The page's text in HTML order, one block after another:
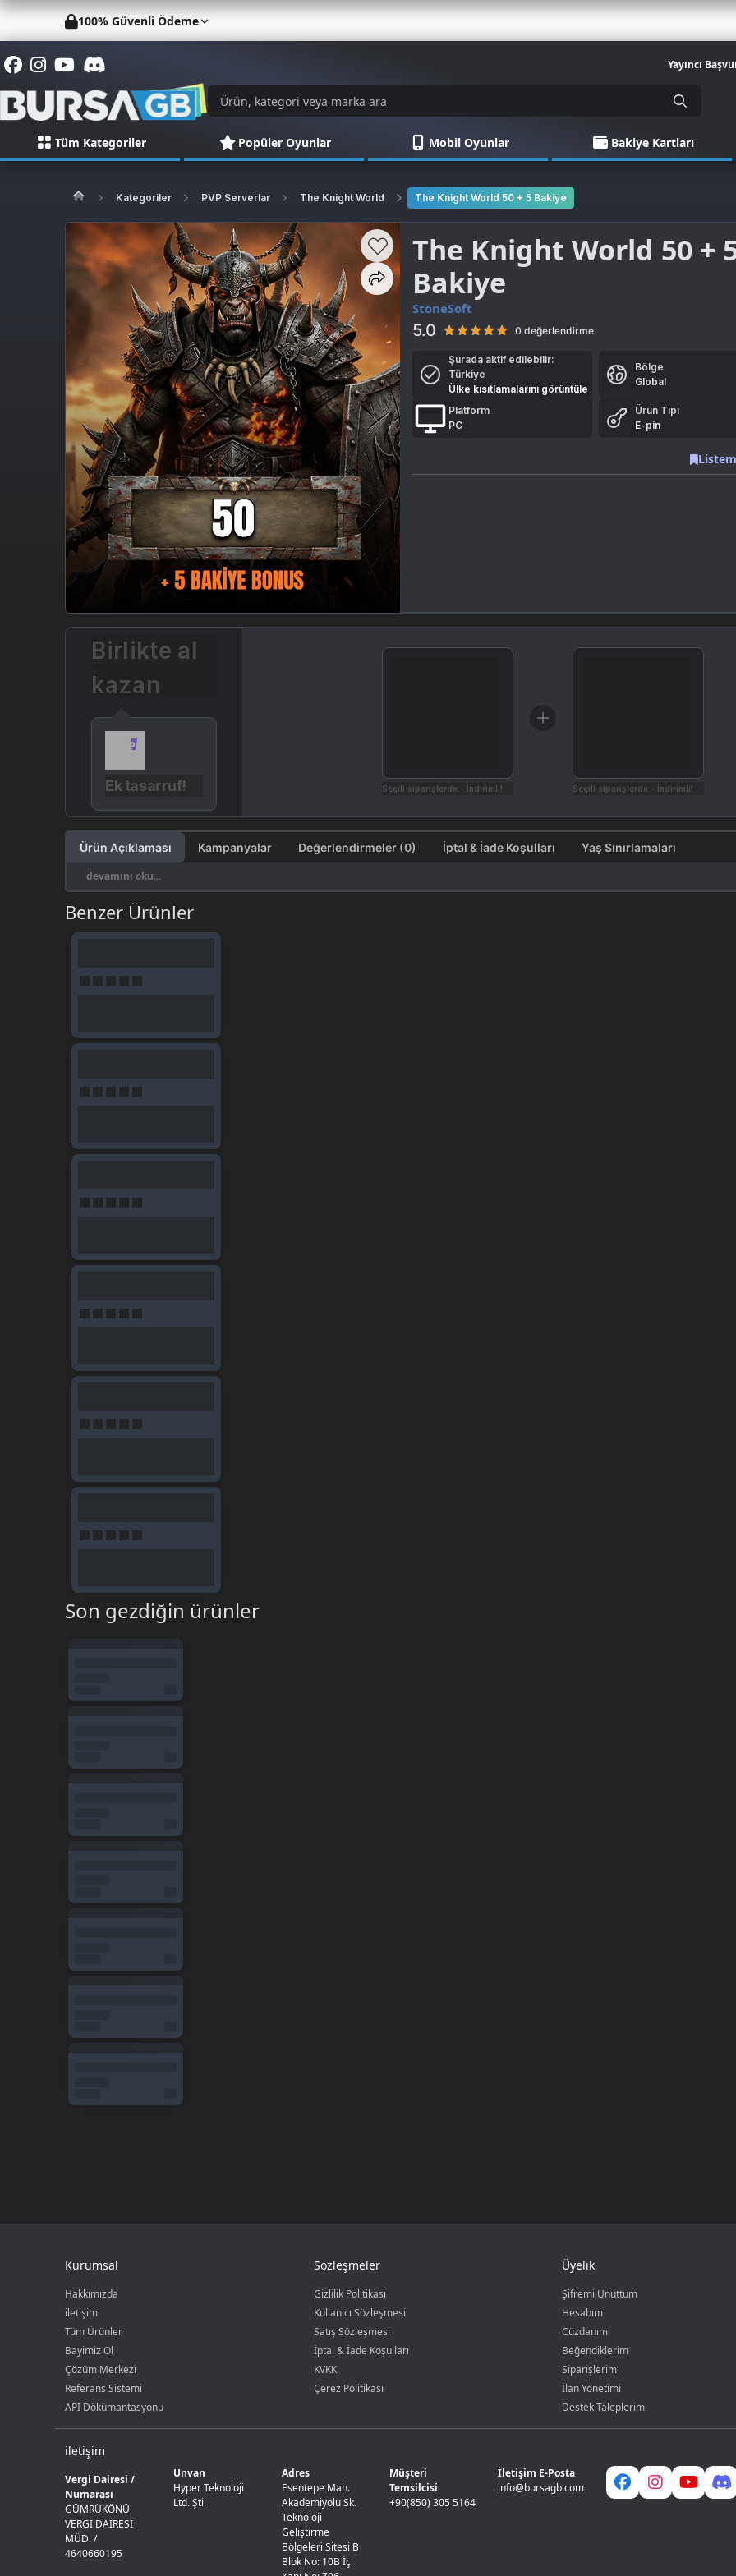
100% Güvenli Ödeme
Yayıncı
Tüm Kategoriler Popüler Oyunlar Mobil Oyunlar Bakiye Kartları
Kategoriler PVP Serverlar The Knight World The Knight World 50 + 5 Bakiye
The Knight World 50 +
Bakiye
StoneSoft
5.0 0 değerlendirme
Şurada aktif edilebilir:
Türkiye
Ülke kısıtlamalarını görüntüle
Bölge
Global
Platform
PC
Ürün Tipi
E-pin
Birlikte al
kazan
Ek tasarruf! Seçili siparişlerde - İndirimli! Seçili siparişlerde - İndirimli!
Ürün Açıklaması Kampanyalar Değerlendirmeler (0) İptal & İade Koşulları Yaş Sınırlamaları
devamını oku...
Benzer Ürünler
Son gezdiğin ürünler
Kurumsal
Hakkımızda
iletişim
Tüm Ürünler
Bayimiz Ol
Çözüm Merkezi
Referans Sistemi
API Dökümantasyonu
Sözleşmeler
Gizlilik Politikası
Kullanıcı Sözleşmesi
Satış Sözleşmesi
İptal & İade Koşulları
KVKK
Çerez Politikası
Üyelik
Şifremi Unuttum
Hesabım
Cüzdanım
Beğendiklerim
Siparişlerim
İlan Yönetimi
Destek Taleplerim
iletişim
Vergi Dairesi /
Numarası
GÜMRÜKÖNÜ
VERGI DAIRESI
MÜD. /
4640660195
Unvan
Hyper Teknoloji
Ltd. Şti.
Adres
Esentepe Mah.
Akademiyolu Sk.
Teknoloji
Geliştirme
Bölgeleri Sitesi B
Blok No: 10B İç
Müşteri
Temsilcisi
+90(850) 305 5164
İletişim E-Posta
info@bursagb.com